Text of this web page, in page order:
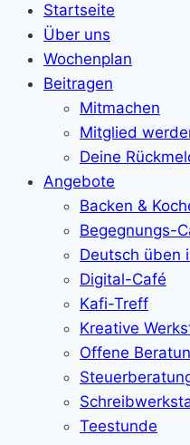
Startseite
Über uns
Wochenplan
Beitragen
Mitmachen
Mitglied
Deine
Angebote
Backen &
Begegnungs-
Deutsch üben
Digital-Café
Kafi-Treff
Kreative
Offene
Teestunde